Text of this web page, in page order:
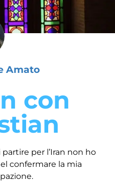
Amato
con
per l’Iran non ho
confermare la mia